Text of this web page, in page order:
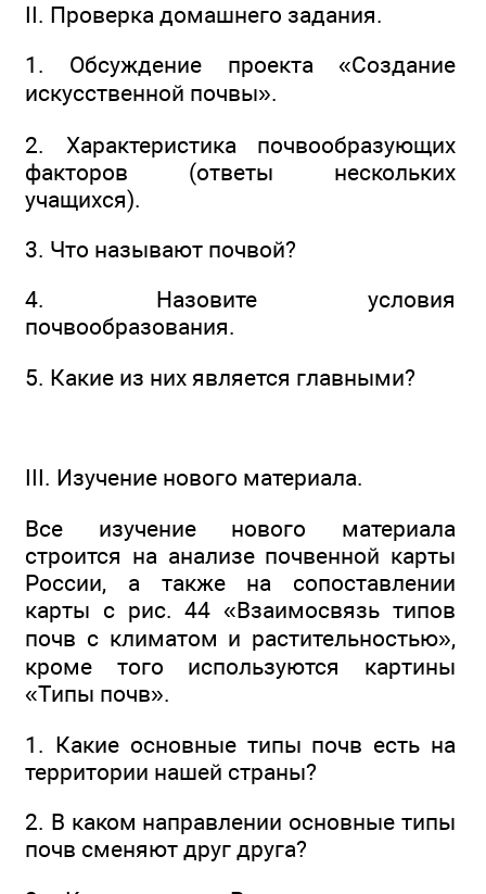
II. Проверка домашнего задания.
1. Обсуждение проекта «Создание
искусственной почвы».
2. Характеристика почвообразующих
факторов (ответы нескольких
учащихся).
3. Что называют почвой?
4. Назовите условия
почвообразования.
5. Какие из них является главными?
III. Изучение нового материала.
Все изучение нового материала
строится на анализе почвенной карты
России, а также на сопоставлении
карты с рис. 44 «Взаимосвязь типов
почв с климатом и растительностью»,
кроме того используются картины
«Типы почв».
1. Какие основные типы почв есть на
территории нашей страны?
2. В каком направлении основные типы
почв сменяют друг друга?